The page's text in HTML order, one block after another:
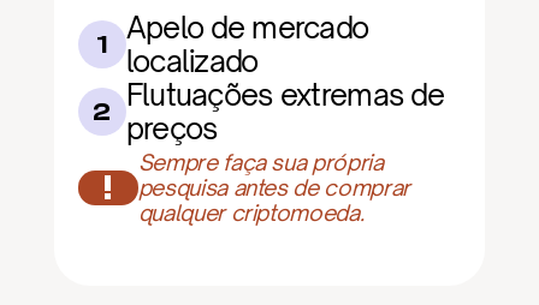
1
Apelo de mercado
localizado
2 Flutuações extremas de
preços
!
Sempre faça sua própria
pesquisa antes de comprar
qualquer criptomoeda.